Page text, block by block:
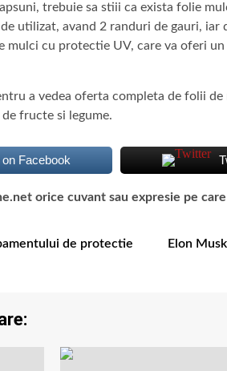
trebuie sa stiii ca exista folie
utilizat, avand 2 randuri de gauri,
mulci cu protectie UV, care va oferi
a vedea oferta completa de folii
fructe si legume.
on Facebook
orice cuvant sau expresie pe
de protectie
Elon